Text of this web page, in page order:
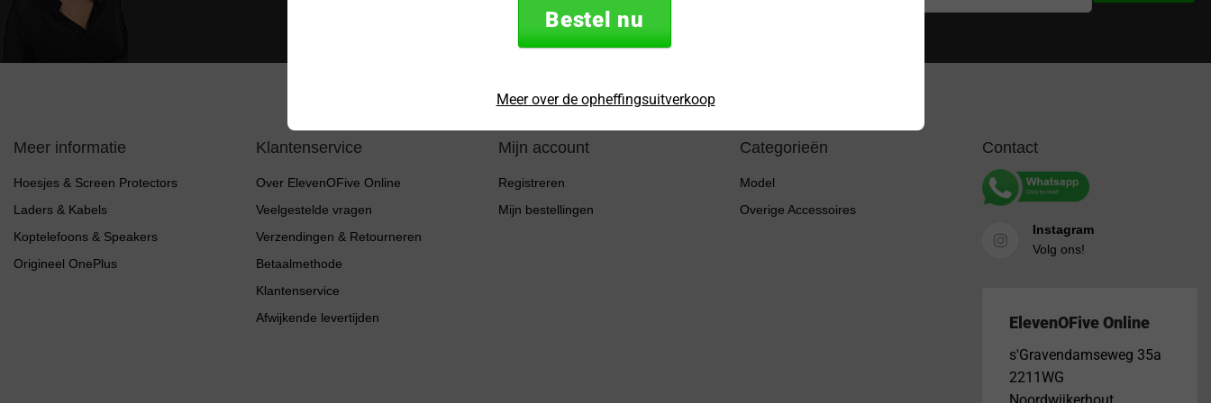
Meer informatie
Hoesjes & Screen Protectors
Laders & Kabels
Koptelefoons & Speakers
Origineel OnePlus
Klantenservice
Over ElevenOFive Online
Veelgestelde vragen
Verzendingen & Retourneren
Betaalmethode
Klantenservice
Afwijkende levertijden
Mijn account
Registreren
Mijn bestellingen
Categorieën
Model
Overige Accessoires
Contact
Instagram
Volg ons!
ElevenOFive Online
s'Gravendamseweg 35a
2211WG
Noordwijkerhout
Bestel nu
Meer over de opheffingsuitverkoop